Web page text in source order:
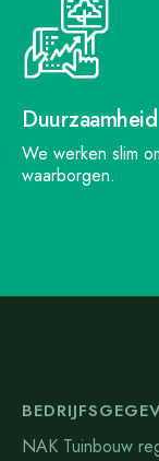
Duurzaamheid
We werken slim
waarborgen.
NAK Tuinbouw